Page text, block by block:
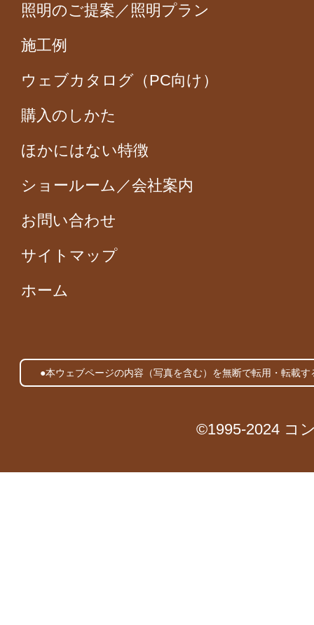
照明のご提案／照明プラン
施工例
ウェブカタログ（PC向け）
購入のしかた
ほかにはない特徴
ショールーム／会社案内
お問い合わせ
サイトマップ
ホーム
●本ウェブページの内容（写真を含む）を無断で転用・転載
©1995-2024 コ